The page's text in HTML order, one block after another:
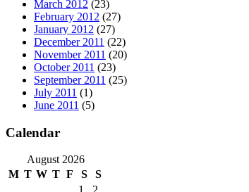
March 2012 (23)
February 2012 (27)
January 2012 (27)
December 2011 (22)
November 2011 (20)
October 2011 (23)
September 2011 (25)
July 2011 (1)
June 2011 (5)
Calendar
August 2026
M T W T F S
S